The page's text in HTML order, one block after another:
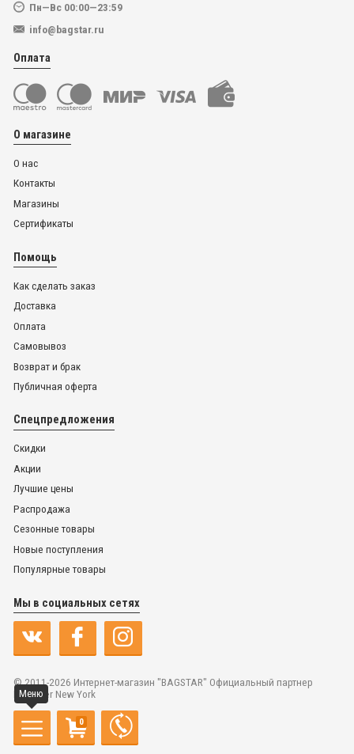
Пн—Вс 00:00—23:59
info@bagstar.ru
Оплата
О магазине
О нас
Контакты
Магазины
Сертификаты
Помощь
Как сделать заказ
Доставка
Оплата
Самовывоз
Возврат и брак
Публичная оферта
Спецпредложения
Скидки
Акции
Лучшие цены
Распродажа
Сезонные товары
Новые поступления
Популярные товары
Мы в социальных сетях
© 2011-2026 Интернет-магазин "BAGSTAR" Официальный партнер
Dr.Koffer New York
Меню
0